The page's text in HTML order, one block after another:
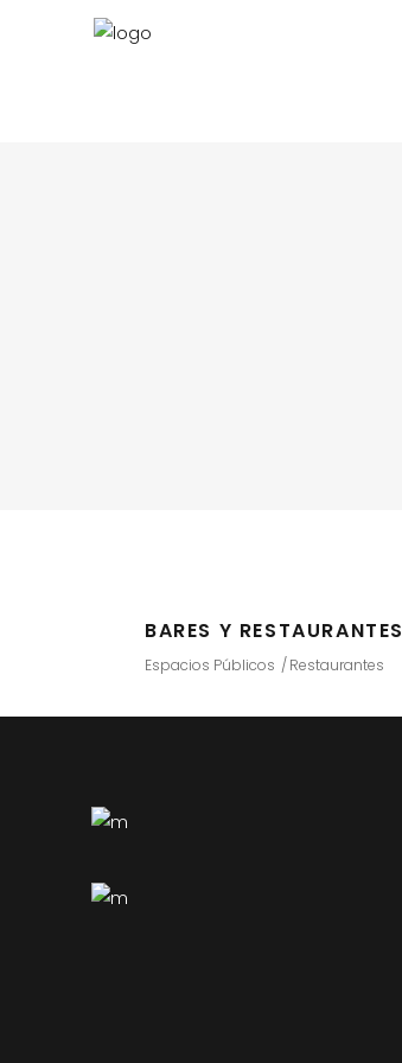
BARES Y RESTAURANTES
Espacios Públicos Restaurantes